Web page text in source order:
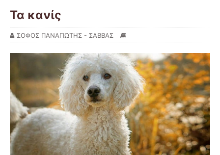
Τα κανίς
ΣΟΦΟΣ ΠΑΝΑΓΙΩΤΗΣ - ΣΑΒΒΑΣ